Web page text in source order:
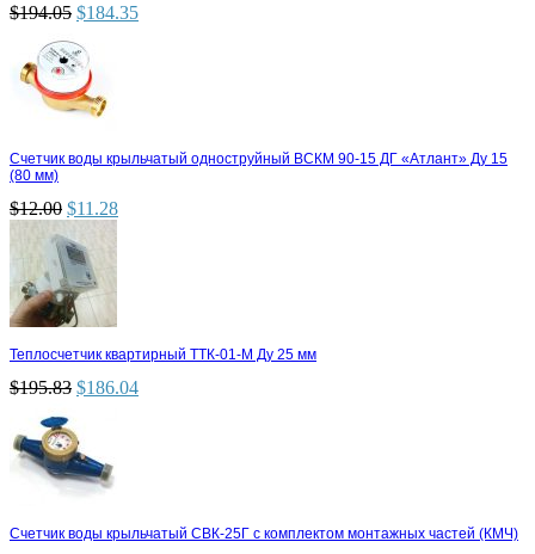
$194.05 $184.35
Счетчик воды крыльчатый одноструйный ВСКМ 90-15 ДГ «Атлант» Ду 15
(80 мм)
$12.00 $11.28
Теплосчетчик квартирный ТТК-01-М Ду 25 мм
$195.83 $186.04
Счетчик воды крыльчатый СВК-25Г с комплектом монтажных частей (КМЧ)